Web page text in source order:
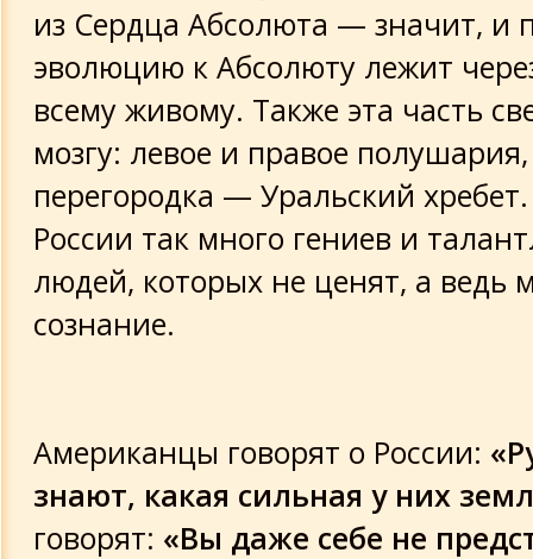
из Сердца Абсолюта — значит, и
эволюцию к Абсолюту лежит
всему живому. Также эта часть
мозгу: левое и правое
перегородка — Уральский
России так много гениев и
людей, которых не ценят, а ведь
сознание.
Американцы говорят о России:
знают, какая сильная у них
говорят: «Вы даже себе не